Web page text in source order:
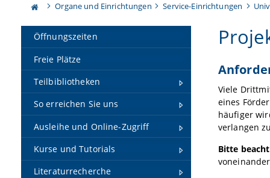
Organe und Einrichtungen Service-Einrichtungen
Öffnungszeiten
Freie Plätze
Teilbibliotheken
So erreichen Sie uns
Ausleihe und Online-Zugriff
Kurse und Tutorials
Literaturrecherche
Viele
eines
häufiger
verlangen
Bitte